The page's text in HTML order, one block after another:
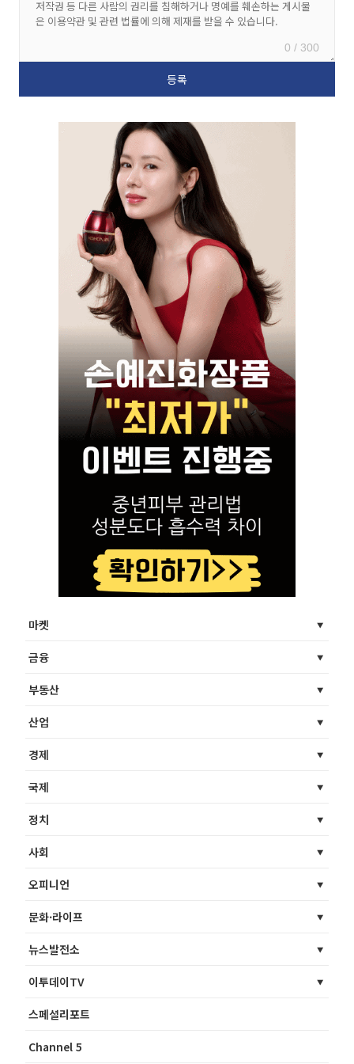
0 / 300
마켓
금융
부동산
산업
경제
국제
정치
사회
오피니언
문화·라이프
뉴스발전소
이투데이TV
스페셜리포트
Channel 5